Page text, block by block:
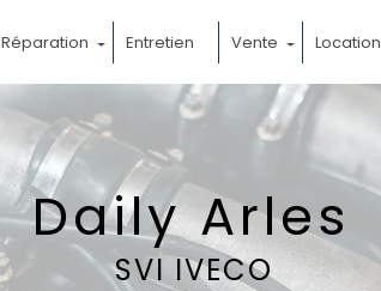
Réparation Entretien Vente Location
Daily Arles
SVI IVECO